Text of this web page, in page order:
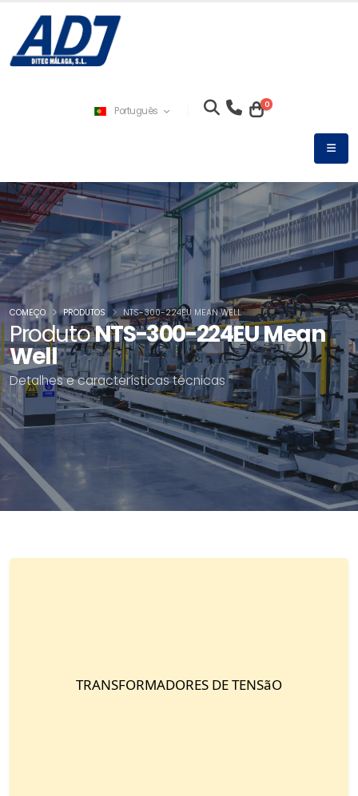
Português 0
ProdutoNTS-300-224EU Mean
Well
Detalhes e características técnicas
COMEÇO PRODUTOS NTS-300-224EU MEAN WELL